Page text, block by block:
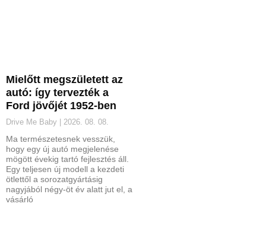
Mielőtt megszületett az
autó: így tervezték a
Ford jövőjét 1952-ben
Drive Me Baby 2026. 08. 08.
Ma természetesnek vesszük,
hogy egy új autó megjelenése
mögött évekig tartó fejlesztés áll.
Egy teljesen új modell a kezdeti
ötlettől a sorozatgyártásig
nagyjából négy-öt év alatt jut el, a
vásárló